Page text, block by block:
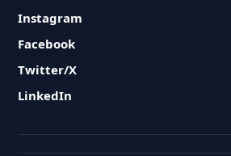
Instagram
Facebook
Twitter/X
LinkedIn